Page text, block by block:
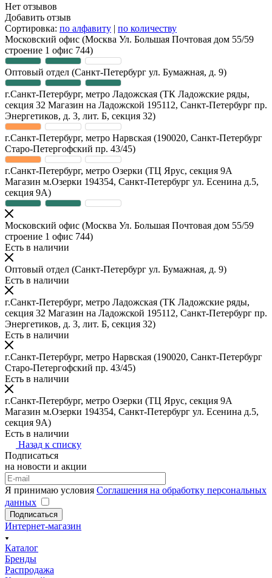
Нет отзывов
Добавить отзыв
Сортировка: по алфавиту | по количеству
Московский офис (Москва Ул. Большая Почтовая дом 55/59
строение 1 офис 744)
Оптовый отдел (Санкт-Петербург ул. Бумажная, д. 9)
г.Санкт-Петербург, метро Ладожская (ТК Ладожские ряды,
секция 32 Магазин на Ладожской 195112, Санкт-Петербург пр.
Энергетиков, д. 3, лит. Б, секция 32)
г.Санкт-Петербург, метро Нарвская (190020, Санкт-Петербург
Старо-Петергофский пр. 43/45)
г.Санкт-Петербург, метро Озерки (ТЦ Ярус, секция 9А
Магазин м.Озерки 194354, Санкт-Петербург ул. Есенина д.5,
секция 9А)
Московский офис (Москва Ул. Большая Почтовая дом 55/59
строение 1 офис 744)
Есть в наличии
Оптовый отдел (Санкт-Петербург ул. Бумажная, д. 9)
Есть в наличии
г.Санкт-Петербург, метро Ладожская (ТК Ладожские ряды,
секция 32 Магазин на Ладожской 195112, Санкт-Петербург пр.
Энергетиков, д. 3, лит. Б, секция 32)
Есть в наличии
г.Санкт-Петербург, метро Нарвская (190020, Санкт-Петербург
Старо-Петергофский пр. 43/45)
Есть в наличии
г.Санкт-Петербург, метро Озерки (ТЦ Ярус, секция 9А
Магазин м.Озерки 194354, Санкт-Петербург ул. Есенина д.5,
секция 9А)
Есть в наличии
Назад к списку
Подписаться
на новости и акции
Я принимаю условия Соглашения на обработку персональных
данных
Подписаться
Интернет-магазин
Каталог
Бренды
Распродажа